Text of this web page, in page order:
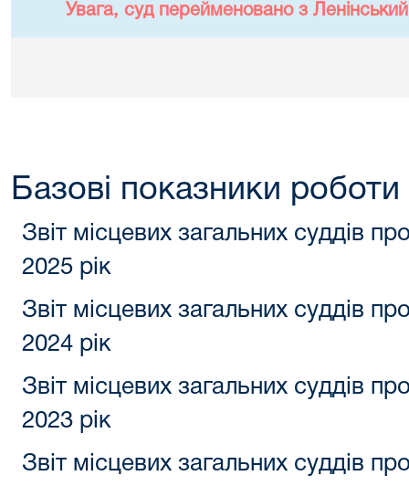
Увага, суд перейменовано з
Базові показники роботи
Звіт місцевих загальних суддів
2025 рік
Звіт місцевих загальних суддів
2024 рік
Звіт місцевих загальних суддів
2023 рік
Звіт місцевих загальних суддів